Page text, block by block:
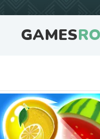
GAMES